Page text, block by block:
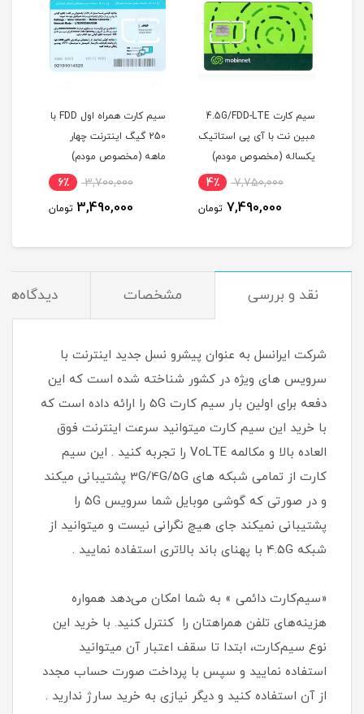
سیم کارت 4.5G/FDD-LTE
مبین نت با آی پی استاتیک
یکساله (مخصوص مودم)
7,750,000 4٪
7,490,000 تومان
سیم کارت همراه اول FDD با
250 گیگ اینترنت چهار
ماهه (مخصوص مودم)
3,700,000 6٪
3,490,000 تومان
نقد و بررسی مشخصات دیدگاه‌ها
شرکت ایرانسل به عنوان پیشرو نسل جدید اینترنت با
سرویس های ویژه در کشور شناخته شده است که این
دفعه برای اولین بار سیم کارت 5G را ارائه داده است که
با خرید این سیم کارت میتوانید سرعت اینترنت فوق
العاده بالا و مکالمه VoLTE را تجربه کنید . این سیم
کارت از تمامی شبکه های 3G/4G/5G پشتیبانی میکند
و در صورتی که گوشی موبایل شما سرویس 5G را
پشتیبانی نمیکند جای هیچ نگرانی نیست و میتوانید از
شبکه 4.5G با پهنای باند بالاتری استفاده نمایید .
«سیم‌کارت دائمی » به شما امکان می‌دهد همواره
هزینه‌های تلفن همراهتان را کنترل کنید. با خرید این
نوع سیم‌کارت، ابتدا تا سقف اعتبار آن میتوانید
استفاده نمایید و سپس با پرداخت صورت حساب مجدد
از آن استفاده کنید و دیگر نیازی به خرید سارژ ندارید .